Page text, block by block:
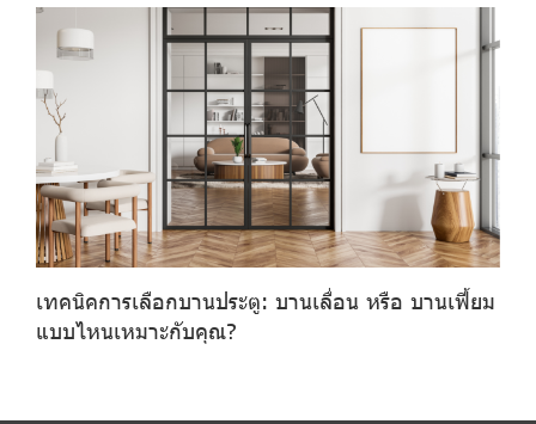
เทคนิคการเลือกบานประตู: บานเลื่อน หรือ บานเฟี้ยม
แบบไหนเหมาะกับคุณ?